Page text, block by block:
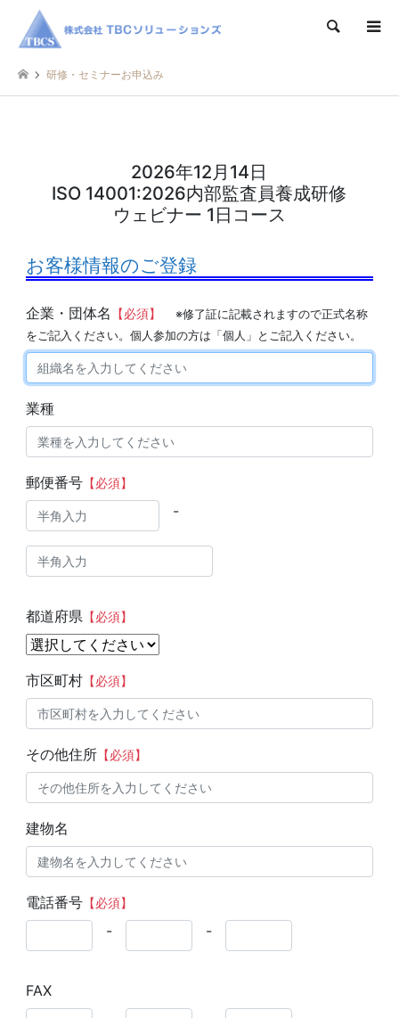
検索
研修・セミナーお申込み
2026年12月14日
ISO 14001:2026内部監査員養成研修
ウェビナー 1日コース
お客様情報のご登録
企業・団体名 【必須】
※修了証に記載されますので正式名称
をご記入ください。個人参加の方は「個人」とご記入ください。
業種
郵便番号【必須】
-
都道府県 【必須】
市区町村【必須】
その他住所【必須】
建物名
電話番号【必須】
- -
FAX